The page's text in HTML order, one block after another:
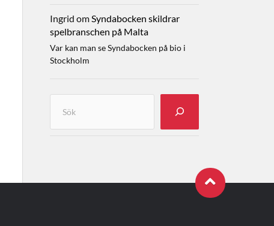
Ingrid omSyndabocken skildrar
spelbranschen på Malta
Var kan man se Syndabocken på bio i
Stockholm